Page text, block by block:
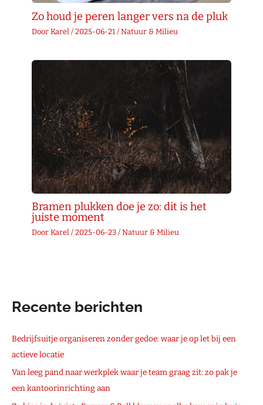
Zo houd je peren langer vers na de pluk
DoorKarel/2025-06-21/Natuur & Milieu
Bramen plukken doe je zo: dit is het
juiste moment
DoorKarel/2025-06-23/Natuur & Milieu
Recente berichten
Bedrijfsuitje organiseren zonder gedoe: waar je op let bij een
actieve locatie
Van leeg pand naar werkplek waar je team graag zit: zo pak je
een kantoorinrichting aan